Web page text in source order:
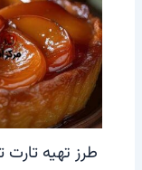
طرز تهیه